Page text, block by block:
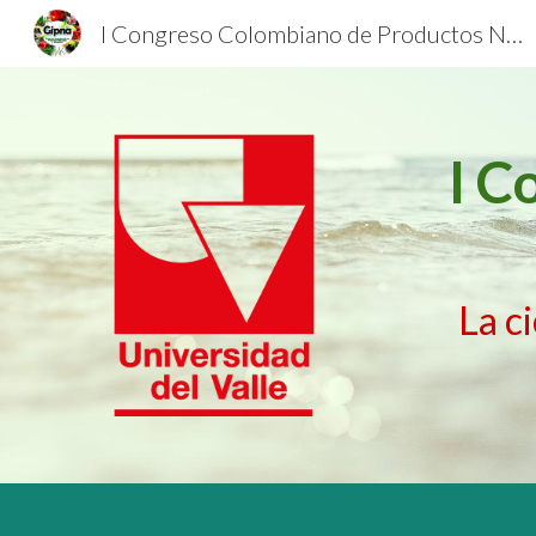
I Congreso Colombiano de Productos Naturales (Antes Congreso Colombiano de Fitoquímica): La Ciencia y La Tecnología en armonía con la Biodiversidad.
I
La